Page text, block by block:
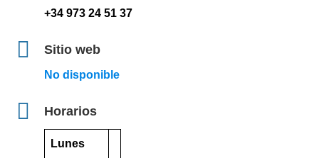
+34 973 24 51 37
Sitio web
No disponible
Horarios
Lunes